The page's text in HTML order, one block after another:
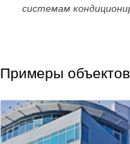
системам
Примеры объектов